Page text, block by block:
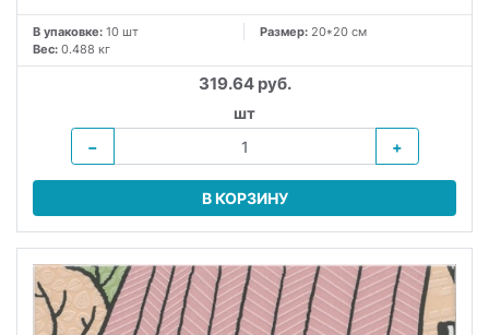
В упаковке: 10 шт Размер: 20*20 см
Вес: 0.488 кг
319.64 руб.
шт
−
+
В КОРЗИНУ